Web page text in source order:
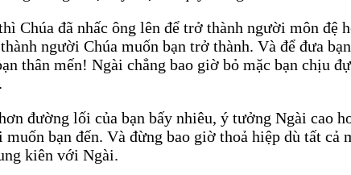
đã nhấc ông lên để trở thành người môn đệ
người Chúa muốn bạn trở thành. Và để đưa
thân mến! Ngài chẳng bao giờ bỏ mặc bạn chịu
đường lối của bạn bấy nhiêu, ý tưởng Ngài cao
bạn đến. Và đừng bao giờ thoả hiệp dù tất cả
kiên với Ngài.